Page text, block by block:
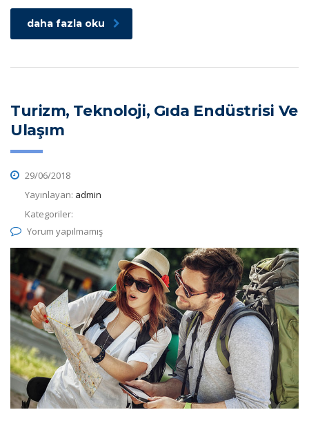
daha fazla oku
Turizm, Teknoloji, Gıda Endüstrisi Ve
Ulaşım
29/06/2018
Yayınlayan: admin
Kategoriler:
Yorum yapılmamış